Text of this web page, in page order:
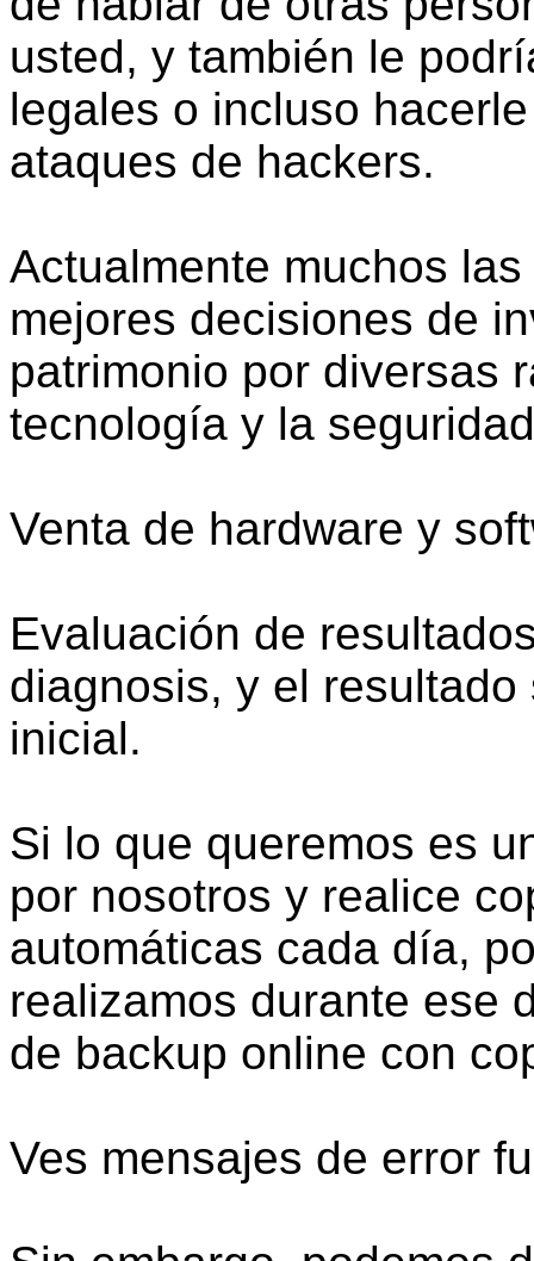
usted, y también le
legales o incluso
ataques de hackers.
Actualmente muchos
mejores decisiones de
patrimonio por diversas
tecnología y la
Venta de hardware y
Evaluación de
diagnosis, y el
inicial.
Si lo que queremos es
por nosotros y realice
automáticas cada día,
realizamos durante ese
de backup online con
Ves mensajes de error